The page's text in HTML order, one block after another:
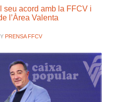
seu acord amb la FFCV i
l’Àrea Valenta
PRENSA FFCV